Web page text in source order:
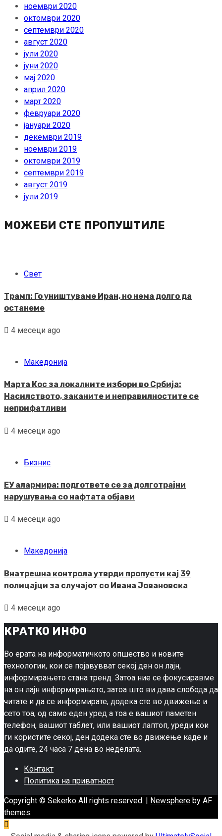
ноември 2020
октомври 2020
септември 2020
август 2020
јули 2020
јуни 2020
мај 2020
април 2020
март 2020
февруари 2020
јануари 2020
декември 2019
ноември 2019
октомври 2019
септември 2019
август 2019
јули 2019
МОЖЕБИ СТЕ ПРОПУШТИЛЕ
Свет
Трамп: Го уништуваме Иран, но нема долго да
останеме
4 месеци ago
Македонија
Марта Кос за локалните избори во Србија:
Насилството, заканите и неправилностите се
неприфатливи
4 месеци ago
Бизнис
ЕУ алармира: подгответе се за долготрајни
нарушувања со нафтата објави
4 месеци ago
Македонија
Внатрешна контрола утврди пропусти кај 39
полицајци за случајот со Ивана Јовановска
4 месеци ago
КРАТКО ИНФО
Во ерата на информатичкото опшество и новите
технологии, кои се појавувват секој ден он лајн,
информирањето стана тренд. Затоа ние се фокусиравме
на он лајн информирањето, затоа што ви дава слобода да
читате и да се информирате, додека сте во движење и
сето тоа, од само еден уред а тоа е вашиот паметен
телефон, вашиот таблет, или вашиот лаптоп, уреди кои
ги користите секој, ден додека сте во движење каде и
да одите, 24 часа 7 дена во неделата.
Контакт
Политика на приватност
Copyright © Sekerko All rights reserved. Newsphere by AF
themes.